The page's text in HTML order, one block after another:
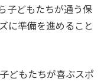
子どもたちが通う保
に準備を進めること
どもたちが喜ぶスポ